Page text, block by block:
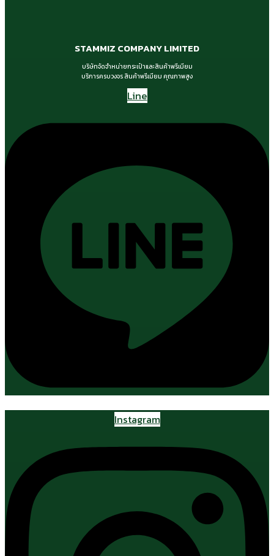
STAMMIZ COMPANY LIMITED
บริษัทจัดจำหน่ายกระเป๋าและสินค้าพรีเมียม
บริการครบวงจร สินค้าพรีเมียม คุณภาพสูง
Line
Instagram